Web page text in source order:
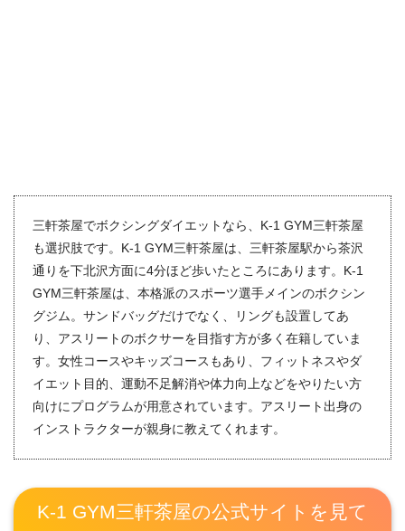
三軒茶屋でボクシングダイエットなら、K-1 GYM三軒茶屋
も選択肢です。K-1 GYM三軒茶屋は、三軒茶屋駅から茶沢
通りを下北沢方面に4分ほど歩いたところにあります。K-1
GYM三軒茶屋は、本格派のスポーツ選手メインのボクシン
グジム。サンドバッグだけでなく、リングも設置してあ
り、アスリートのボクサーを目指す方が多く在籍していま
す。女性コースやキッズコースもあり、フィットネスやダ
イエット目的、運動不足解消や体力向上などをやりたい方
向けにプログラムが用意されています。アスリート出身の
インストラクターが親身に教えてくれます。
K-1 GYM三軒茶屋の公式サイトを見て